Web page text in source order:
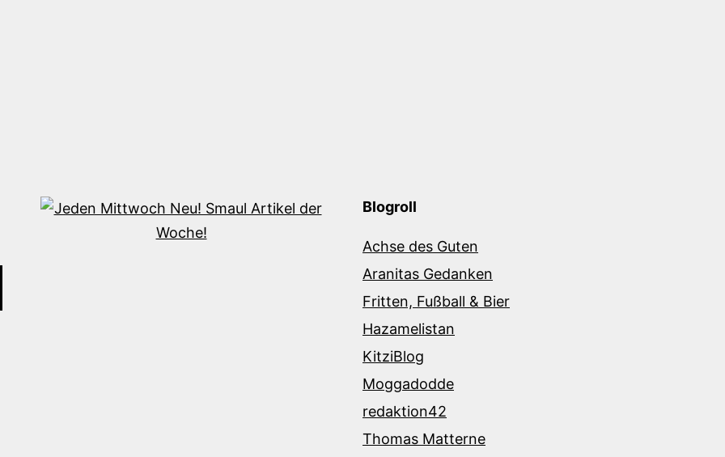
Blogroll
Achse des Guten
Aranitas Gedanken
Fritten, Fußball & Bier
Hazamelistan
KitziBlog
Moggadodde
redaktion42
Thomas Matterne